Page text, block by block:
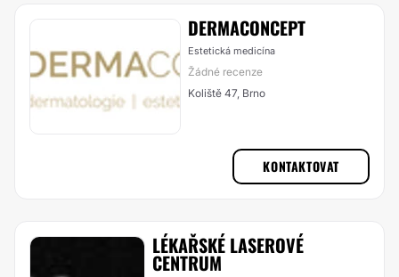
DERMACONCEPT
Estetická medicína
Žádné recenze
Koliště 47, Brno
KONTAKTOVAT
LÉKAŘSKÉ LASEROVÉ
CENTRUM